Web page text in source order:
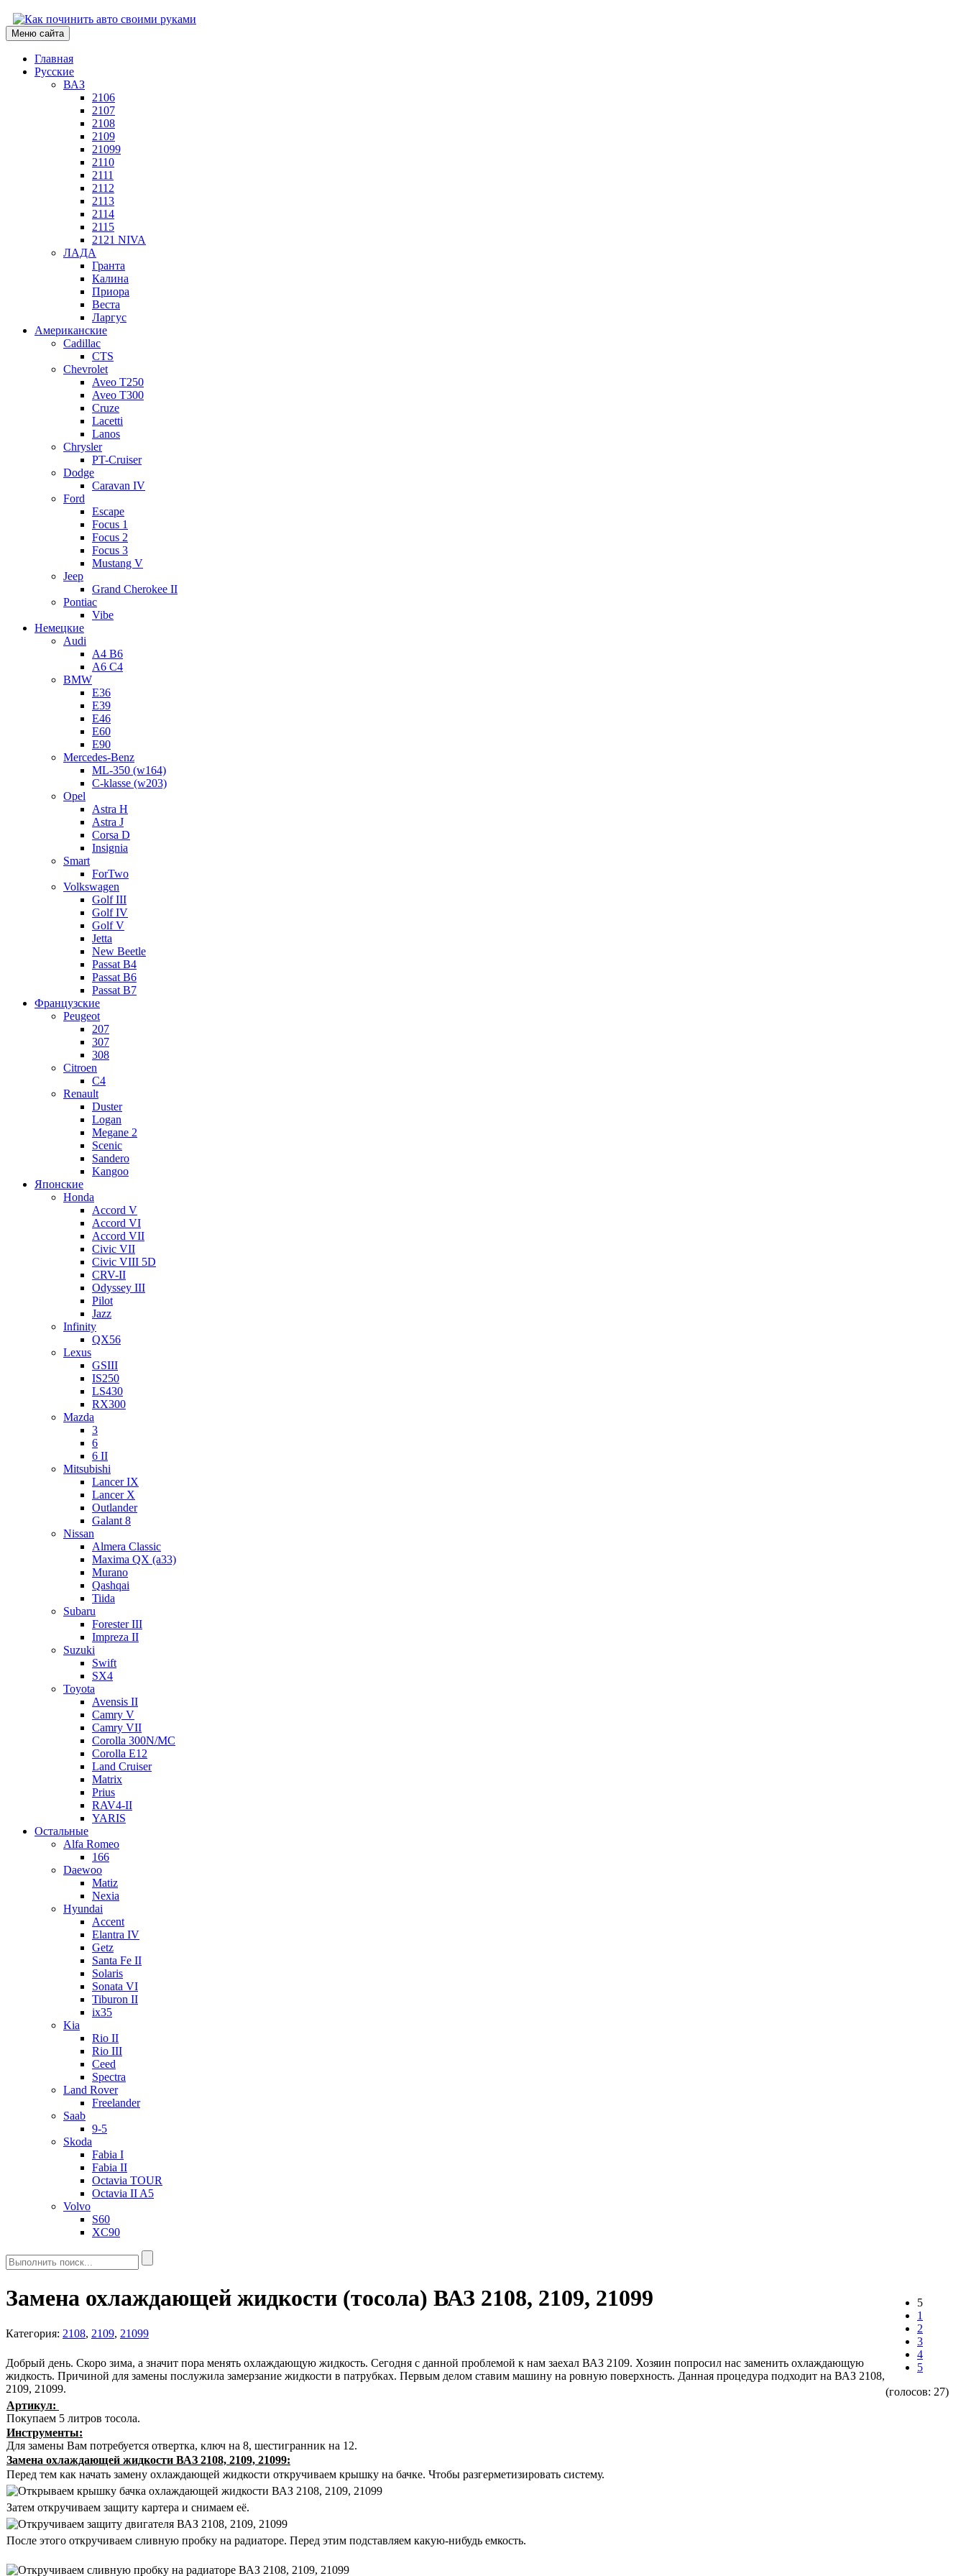
Меню сайта
Главная
Русские
ВАЗ
2106
2107
2108
2109
21099
2110
2111
2112
2113
2114
2115
2121 NIVA
ЛАДА
Гранта
Калина
Приора
Веста
Ларгус
Американские
Cadillac
CTS
Chevrolet
Aveo Т250
Aveo T300
Cruze
Lacetti
Lanos
Chrysler
PT-Cruiser
Dodge
Caravan IV
Ford
Escape
Focus 1
Focus 2
Focus 3
Mustang V
Jeep
Grand Cherokee II
Pontiac
Vibe
Немецкие
Audi
A4 B6
A6 C4
BMW
E36
E39
E46
E60
E90
Mercedes-Benz
ML-350 (w164)
C-klasse (w203)
Opel
Astra H
Astra J
Corsa D
Insignia
Smart
ForTwo
Volkswagen
Golf III
Golf IV
Golf V
Jetta
New Beetle
Passat B4
Passat B6
Passat B7
Французские
Peugeot
207
307
308
Citroen
C4
Renault
Duster
Logan
Megane 2
Scenic
Sandero
Kangoo
Японские
Honda
Accord V
Accord VI
Accord VII
Civic VII
Civic VIII 5D
CRV-II
Odyssey III
Pilot
Jazz
Infinity
QX56
Lexus
GSIII
IS250
LS430
RX300
Mazda
3
6
6 II
Mitsubishi
Lancer IX
Lancer X
Outlander
Galant 8
Nissan
Almera Classic
Maxima QX (a33)
Murano
Qashqai
Tiida
Subaru
Forester III
Impreza II
Suzuki
Swift
SX4
Toyota
Avensis II
Camry V
Camry VII
Corolla 300N/MC
Corolla E12
Land Cruiser
Matrix
Prius
RAV4-II
YARIS
Остальные
Alfa Romeo
166
Daewoo
Matiz
Nexia
Hyundai
Accent
Elantra IV
Getz
Santa Fe II
Solaris
Sonata VI
Tiburon II
ix35
Kia
Rio II
Rio III
Ceed
Spectra
Land Rover
Freelander
Saab
9-5
Skoda
Fabia I
Fabia II
Octavia TOUR
Octavia II A5
Volvo
S60
XC90
5
1
2
3
4
5
(голосов: 27)
Замена охлаждающей жидкости (тосола) ВАЗ 2108, 2109, 21099
Категория: 2108, 2109, 21099
Добрый день. Скоро зима, а значит пора менять охлаждающую жидкость. Сегодня с данной проблемой к нам заехал ВАЗ 2109. Хозяин попросил нас заменить охлаждающую
жидкость. Причиной для замены послужила замерзание жидкости в патрубках. Первым делом ставим машину на ровную поверхность. Данная процедура подходит на ВАЗ 2108,
2109, 21099.
Артикул:
Покупаем 5 литров тосола.
Инструменты:
Для замены Вам потребуется отвертка, ключ на 8, шестигранник на 12.
Замена охлаждающей жидкости ВАЗ 2108, 2109, 21099:
Перед тем как начать замену охлаждающей жидкости откручиваем крышку на бачке. Чтобы разгерметизировать систему.
Затем откручиваем защиту картера и снимаем её.
После этого откручиваем сливную пробку на радиаторе. Перед этим подставляем какую-нибудь емкость.